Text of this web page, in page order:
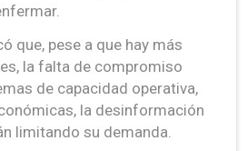
que, pese a que hay más
la falta de compromiso
de capacidad operativa,
la desinformación
limitando su demanda.